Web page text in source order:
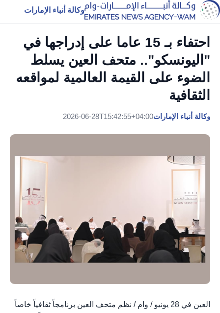
وكالة أنباء الإمارات
احتفاء بـ 15 عاما على إدراجها في
"اليونسكو".. متحف العين يسلط
الضوء على القيمة العالمية لمواقعه
الثقافية
وكالة أنباء الإمارات2026-06-28T15:42:55+04:00
العين في 28 يونيو / وام / نظم متحف العين برنامجاً ثقافياً خاصاً